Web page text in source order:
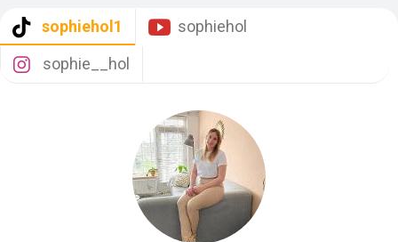
sophiehol1
sophiehol
sophie__hol